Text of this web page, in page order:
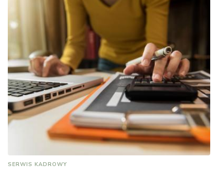
SERWIS KADROWY